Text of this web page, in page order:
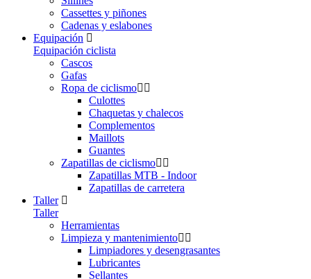
Cassettes y piñones
Cadenas y eslabones
Equipación
Equipación ciclista
Cascos
Gafas
Ropa de ciclismo
Culottes
Chaquetas y chalecos
Complementos
Maillots
Guantes
Zapatillas de ciclismo
Zapatillas MTB - Indoor
Zapatillas de carretera
Taller
Taller
Herramientas
Limpieza y mantenimiento
Limpiadores y desengrasantes
Lubricantes
Sellantes